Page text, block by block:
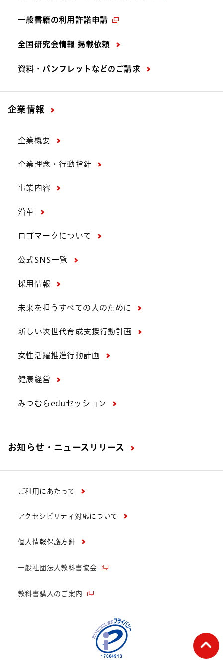
一般書籍の利用許諾申請
全国研究会情報 掲載依頼
資料・パンフレットなどの ご請求
企業情報
企業概要
企業理念・行動指針
事業内容
沿革
ロゴマークについて
公式SNS一覧
採用情報
未来を担うすべての人のために
新しい次世代育成支援行動計画
女性活躍推進行動計画
健康経営
みつむらeduセッション
お知らせ・ニュースリリース
ご利用にあたって
アクセシビリティ対応について
個人情報保護方針
一般社団法人教科書協会
教科書購入のご案内
ペ